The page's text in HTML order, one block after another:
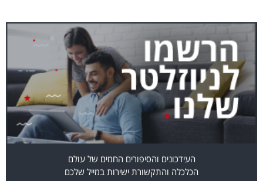
העידכונים והסיפורים החמים של עולם
הכלכלה והתקשורת ישירות במייל שלכם